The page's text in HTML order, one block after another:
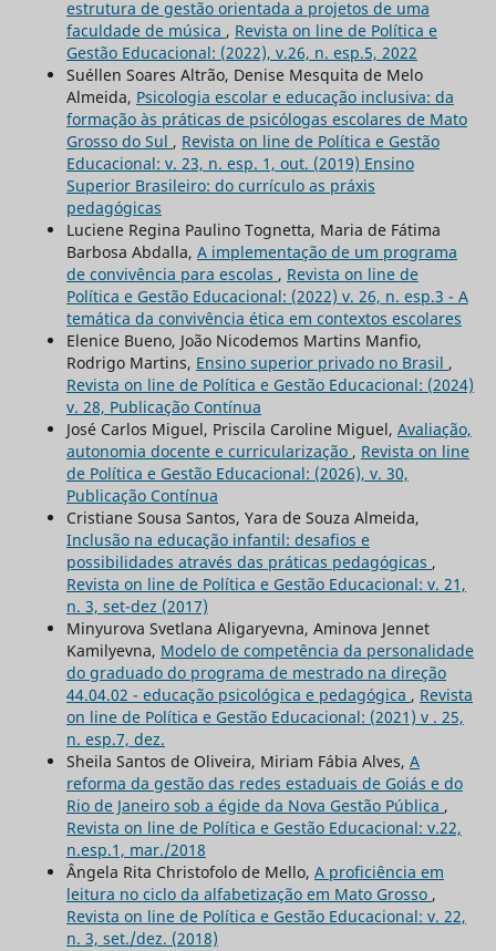
estrutura de gestão orientada a projetos de uma
faculdade de música , Revista on line de Política e
Gestão Educacional: (2022), v.26, n. esp.5, 2022
Suéllen Soares Altrão, Denise Mesquita de Melo
Almeida, Psicologia escolar e educação inclusiva: da
formação às práticas de psicólogas escolares de Mato
Grosso do Sul , Revista on line de Política e Gestão
Educacional: v. 23, n. esp. 1, out. (2019) Ensino
Superior Brasileiro: do currículo as práxis
pedagógicas
Luciene Regina Paulino Tognetta, Maria de Fátima
Barbosa Abdalla, A implementação de um programa
de convivência para escolas , Revista on line de
Política e Gestão Educacional: (2022) v. 26, n. esp.3 - A
temática da convivência ética em contextos escolares
Elenice Bueno, João Nicodemos Martins Manfio,
Rodrigo Martins, Ensino superior privado no Brasil ,
Revista on line de Política e Gestão Educacional: (2024)
v. 28, Publicação Contínua
José Carlos Miguel, Priscila Caroline Miguel, Avaliação,
autonomia docente e curricularização , Revista on line
de Política e Gestão Educacional: (2026), v. 30,
Publicação Contínua
Cristiane Sousa Santos, Yara de Souza Almeida,
Inclusão na educação infantil: desafios e
possibilidades através das práticas pedagógicas ,
Revista on line de Política e Gestão Educacional: v. 21,
n. 3, set-dez (2017)
Minyurova Svetlana Aligaryevna, Aminova Jennet
Kamilyevna, Modelo de competência da personalidade
do graduado do programa de mestrado na direção
44.04.02 - educação psicológica e pedagógica , Revista
on line de Política e Gestão Educacional: (2021) v . 25,
n. esp.7, dez.
Sheila Santos de Oliveira, Miriam Fábia Alves, A
reforma da gestão das redes estaduais de Goiás e do
Rio de Janeiro sob a égide da Nova Gestão Pública ,
Revista on line de Política e Gestão Educacional: v.22,
n.esp.1, mar./2018
Ângela Rita Christofolo de Mello, A proficiência em
leitura no ciclo da alfabetização em Mato Grosso ,
Revista on line de Política e Gestão Educacional: v. 22,
n. 3, set./dez. (2018)